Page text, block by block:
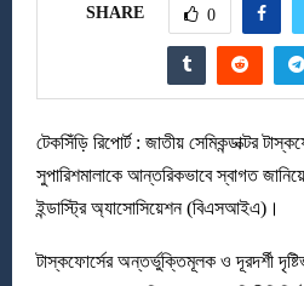
SHARE 0
টেকসিঁড়ি রিপোর্ট : জাতীয় সেমিকন্ডাক্টর
সুপারিশমালাকে আন্তরিকভাবে স্বাগত
ইন্ডাস্ট্রি অ্যাসোসিয়েশন (বিএসআইএ)।
টাস্কফোর্সের অন্তর্ভুক্তিমূলক ও দূরদর্শী